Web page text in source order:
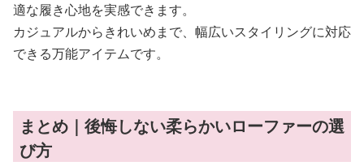
適な履き心地を実感できます。
カジュアルからきれいめまで、幅広いスタイリングに対応
できる万能アイテムです。
まとめ｜後悔しない柔らかいローファーの選
び方